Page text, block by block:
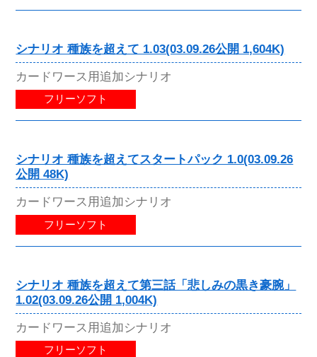
シナリオ 種族を超えて 1.03(03.09.26公開 1,604K)
カードワース用追加シナリオ
フリーソフト
シナリオ 種族を超えてスタートパック 1.0(03.09.26
公開 48K)
カードワース用追加シナリオ
フリーソフト
シナリオ 種族を超えて第三話「悲しみの黒き豪腕」
1.02(03.09.26公開 1,004K)
カードワース用追加シナリオ
フリーソフト